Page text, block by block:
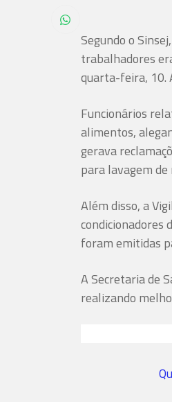
Segundo o
trabalhadores
quarta-feira, 10.
Funcionários
alimentos,
gerava
para lavagem
Além disso, a
condicionadores
foram emitidas
A Secretaria de
realizando